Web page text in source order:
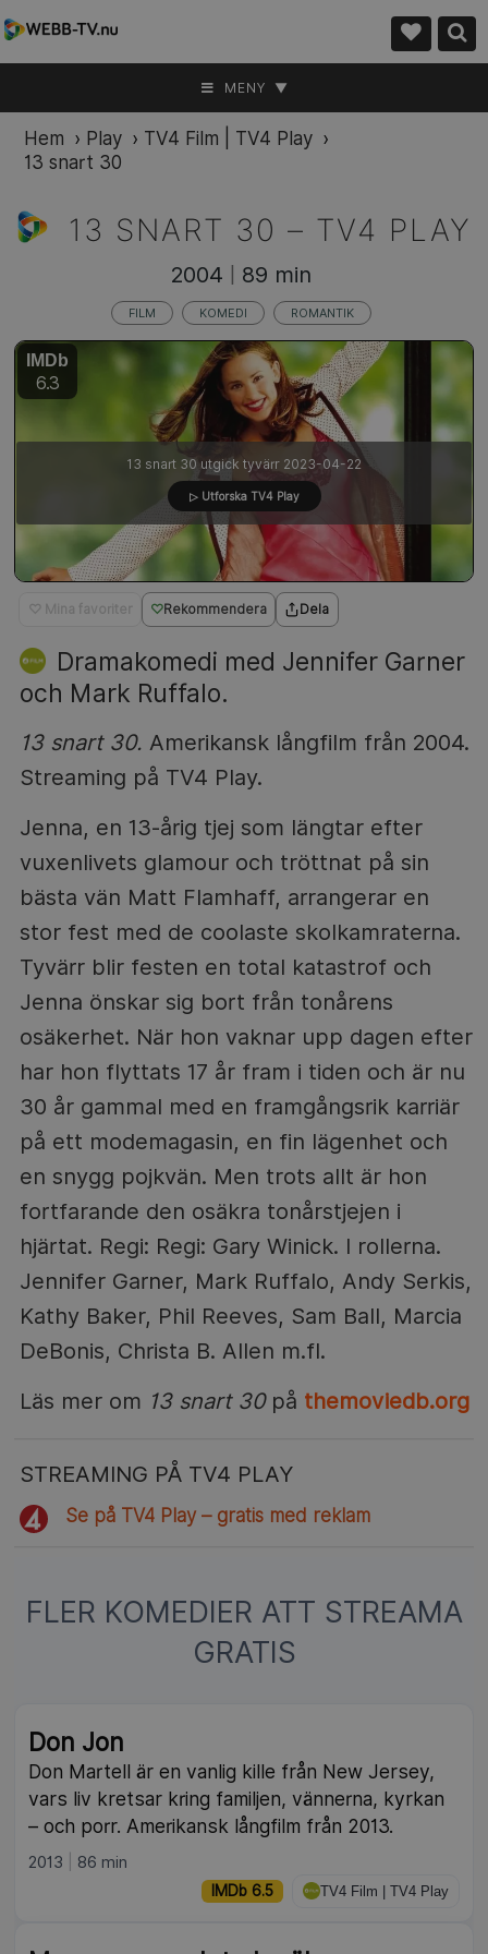
MENY ▼
Hem › Play › TV4 Film | TV4 Play ›
13 snart 30
13 SNART 30 – TV4 PLAY
♡ Mina favoriter Rekommendera Dela
Dramakomedi med Jennifer Garner
och Mark Ruffalo.
13 snart 30. Amerikansk långfilm från 2004.
Streaming på TV4 Play.
Jenna, en 13-årig tjej som längtar efter
vuxenlivets glamour och tröttnat på sin
bästa vän Matt Flamhaff, arrangerar en
stor fest med de coolaste skolkamraterna.
Tyvärr blir festen en total katastrof och
Jenna önskar sig bort från tonårens
osäkerhet. När hon vaknar upp dagen efter
har hon flyttats 17 år fram i tiden och är nu
30 år gammal med en framgångsrik karriär
på ett modemagasin, en fin lägenhet och
en snygg pojkvän. Men trots allt är hon
fortfarande den osäkra tonårstjejen i
hjärtat. Regi: Regi: Gary Winick. I rollerna.
Jennifer Garner, Mark Ruffalo, Andy Serkis,
Kathy Baker, Phil Reeves, Sam Ball, Marcia
DeBonis, Christa B. Allen m.fl.
Läs mer om 13 snart 30på themoviedb.org
13 snart 30 utgick tyvärr 2023-04-22
▷ Utforska TV4 Play
STREAMING PÅ TV4 PLAY
Se på TV4 Play – gratis med reklam
2004 89 min
FILM KOMEDI ROMANTIK
IMDb
6.3
FLER KOMEDIER ATT STREAMA
GRATIS
Don Jon
Don Martell är en vanlig kille från New Jersey,
vars liv kretsar kring familjen, vännerna, kyrkan
– och porr. Amerikansk långfilm från 2013.
2013 86 min
IMDb 6.5 TV4 Film | TV4 Play